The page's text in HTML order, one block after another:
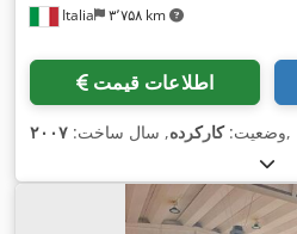
Italia ۳٬۷۵۸ km
اطلاعات قیمت
وضعیت:کارکرده, سال ساخت: ۲۰۰۷ ,